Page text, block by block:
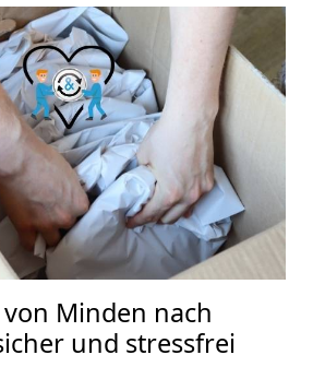
Minden nach
und stressfrei